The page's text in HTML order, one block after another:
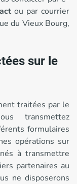
ou par courrier
du Vieux Bourg,
sur le
traitées par le
transmettez
formulaires
opérations sur
à transmettre
partenaires au
ne disposerons